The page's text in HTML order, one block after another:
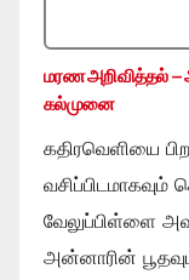
மரண அறிவித்தல் –
கல்முனை
கதிரவெளியை
வேலுப்பிள்ளை
அன்னாரின்